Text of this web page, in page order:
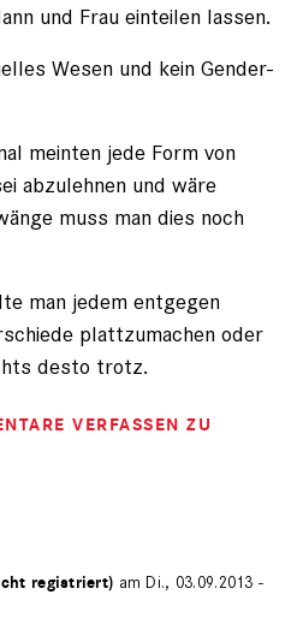
und Frau einteilen lassen.
Wesen und kein Gender-
meinten jede Form von
abzulehnen und wäre
muss man dies noch
man jedem entgegen
plattzumachen oder
desto trotz.
VERFASSEN ZU
registriert) am Di., 03.09.2013 -